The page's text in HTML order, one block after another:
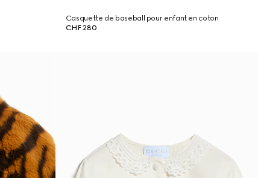
Casquette de baseball pour enfant en coton
CHF 280